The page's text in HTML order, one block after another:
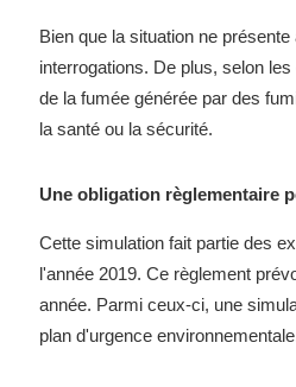
Bien que la situation ne
interrogations. De plus, selon
de la fumée générée par des
la santé ou la sécurité.
Une obligation règlementaire
Cette simulation fait partie des
l'année 2019. Ce règlement
année. Parmi ceux-ci, une
plan d'urgence